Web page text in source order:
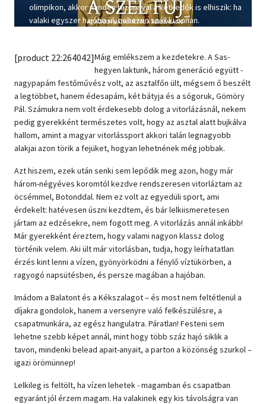
Művészet
Tankönyv, segédkönyv
Társadalomtudomány
Természettudomány
Történelem
Vallás
olimpikon, akkor minden bizonnyal a kétkedők is elhiszik: ha
valaki egyszer hajóba ül, nehezen száll ki onnan.
[product 22:264042]Máig emlékszem a kezdetekre. A Sas-
hegyen laktunk, három generáció együtt -
nagypapám festőművész volt, az asztalfőn ült, mégsem ő beszélt
a legtöbbet, hanem édesapám, két bátyja és a sógoruk, Gömöry
Pál. Számukra nem volt érdekesebb dolog a vitorlázásnál, nekem
pedig gyerekként természetes volt, hogy az asztal alatt bujkálva
hallom, amint a magyar vitorlássport akkori talán legnagyobb
alakjai azon törik a fejüket, hogyan lehetnének még jobbak.
Azt hiszem, ezek után senki sem lepődik meg azon, hogy már
három-négyéves koromtól kezdve rendszeresen vitorláztam az
öcsémmel, Botonddal. Nem ez volt az egyedüli sport, ami
érdekelt: hatévesen úszni kezdtem, és bár lelkiismeretesen
jártam az edzésekre, nem fogott meg. A vitorlázás annál inkább!
Már gyerekként éreztem, hogy valami nagyon klassz dolog
történik velem. Aki ült már vitorlásban, tudja, hogy leírhatatlan
érzés kint lenni a vízen, gyönyörködni a fénylő víztükörben, a
ragyogó napsütésben, és persze magában a hajóban.
Imádom a Balatont és a Kékszalagot – és most nem feltétlenül a
díjakra gondolok, hanem a versenyre való felkészülésre, a
csapatmunkára, az egész hangulatra. Páratlan! Festeni sem
lehetne szebb képet annál, mint hogy több száz hajó siklik a
tavon, mindenki belead apait-anyait, a parton a közönség szurkol –
igazi örömünnep!
Lelkileg is feltölt, ha vízen lehetek - magamban és csapatban
egyaránt jól érzem magam. Ha valakinek egy kis távolságra van